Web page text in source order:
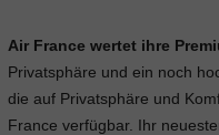
Air France wertet ihre
Privatsphäre und ein noch
die auf Privatsphäre und
France verfügbar. Ihr